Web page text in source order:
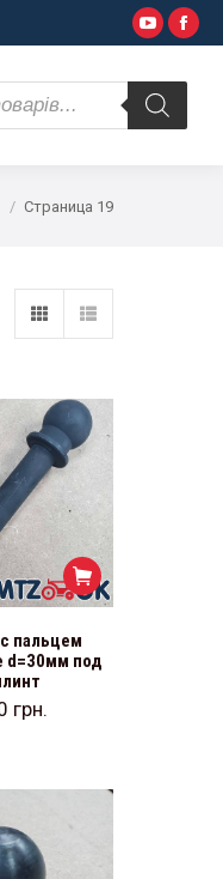
Страница 19
пальцем
d=30мм под
грн.